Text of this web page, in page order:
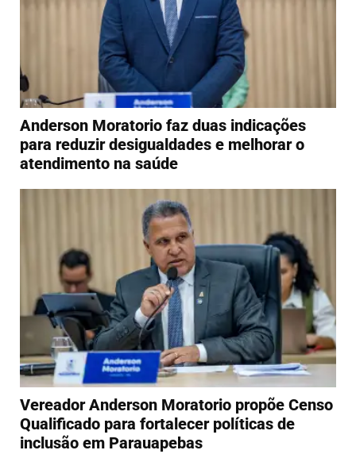
Anderson Moratorio faz duas indicações
para reduzir desigualdades e melhorar o
atendimento na saúde
Vereador Anderson Moratorio propõe Censo
Qualificado para fortalecer políticas de
inclusão em Parauapebas